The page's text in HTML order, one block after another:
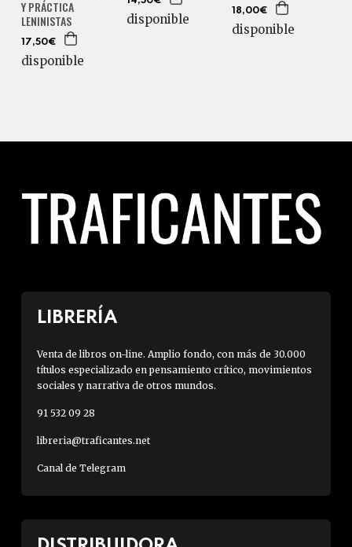
Y PRÁCTICA
LENINISTAS
17,50€
disponible
disponible
18,00€
disponible
LIBRERÍA
Venta de libros on-line. Amplio fondo, con más de 30.000
títulos especializado en pensamiento crítico, movimientos
sociales y narrativa de otros mundos.
91 532 09 28
libreria@traficantes.net
Canal de Telegram